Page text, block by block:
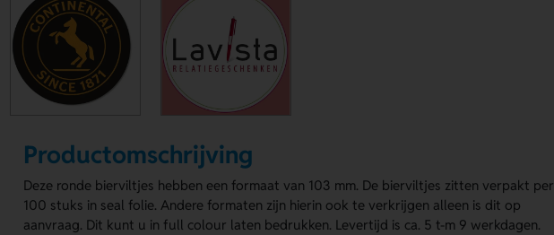
Productomschrijving
Deze ronde bierviltjes hebben een formaat van 103 mm. De bierviltjes zitten verpakt per
100 stuks in seal folie. Andere formaten zijn hierin ook te verkrijgen alleen is dit op
aanvraag. Dit kunt u in full colour laten bedrukken. Levertijd is ca. 5 t-m 9 werkdagen.